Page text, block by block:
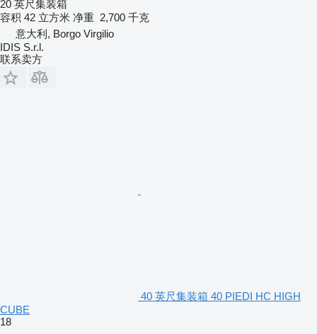
20 英尺集装箱
容积 42 立方米 净重 2,700 千克
意大利, Borgo Virgilio
IDIS S.r.l.
联系卖方
40 英尺集装箱 40 PIEDI HC HIGH
CUBE
18